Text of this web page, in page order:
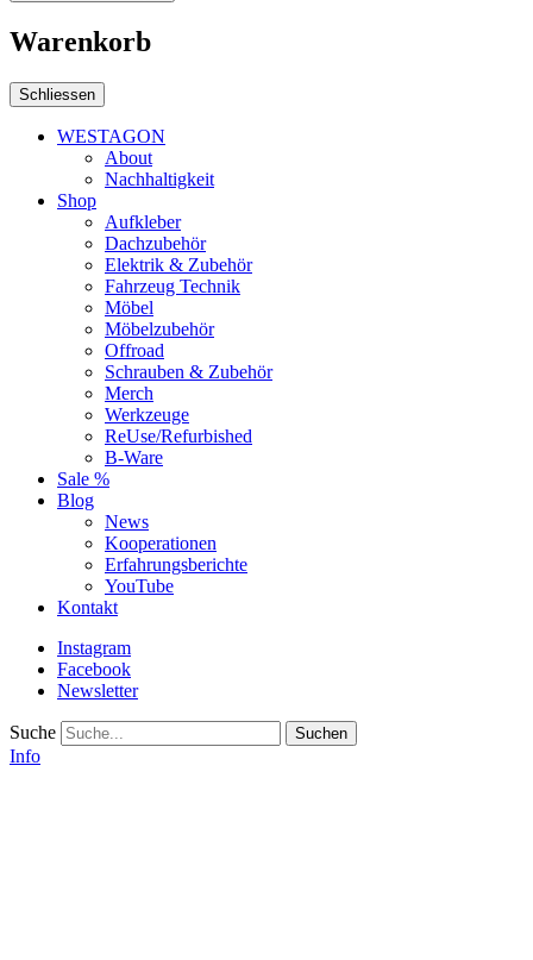
Warenkorb
Schliessen
WESTAGON
About
Nachhaltigkeit
Shop
Aufkleber
Dachzubehör
Elektrik & Zubehör
Fahrzeug Technik
Möbel
Möbelzubehör
Offroad
Schrauben & Zubehör
Merch
Werkzeuge
ReUse/Refurbished
B-Ware
Sale %
Blog
News
Kooperationen
Erfahrungsberichte
YouTube
Kontakt
Instagram
Facebook
Newsletter
Suche
Info